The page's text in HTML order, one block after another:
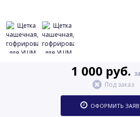
1 000 руб.
Под заказ
ОФОРМИТЬ